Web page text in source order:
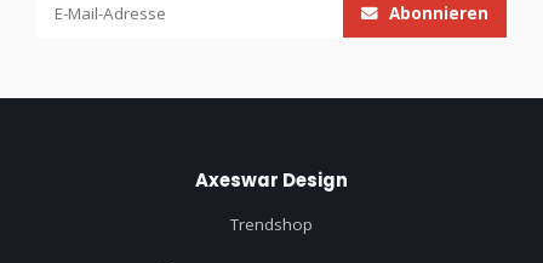
Abonnieren
Axeswar Design
Trendshop